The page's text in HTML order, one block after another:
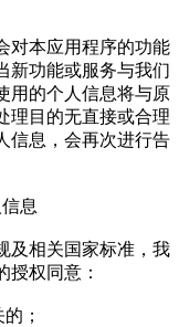
对本应用程序的功能
新功能或服务与我们
用的个人信息将与原
理目的无直接或合理
信息，会再次进行告
息
及相关国家标准，我
授权同意：
；